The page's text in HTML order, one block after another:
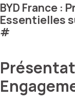
BYD France :
Essentielles
#